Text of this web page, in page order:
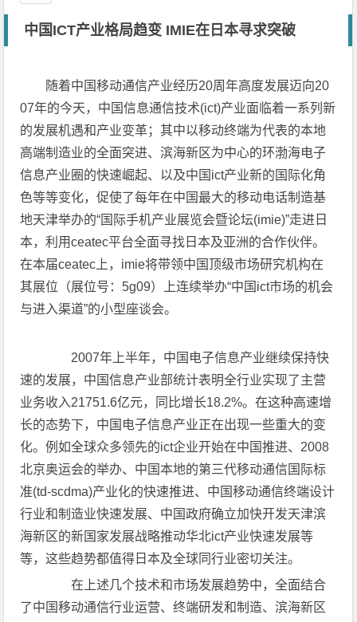
中国ICT产业格局趋变 IMIE在日本寻求突破
随着中国移动通信产业经历20周年高度发展迈向20
07年的今天，中国信息通信技术(ict)产业面临着一系列新
的发展机遇和产业变革；其中以移动终端为代表的本地
高端制造业的全面突进、滨海新区为中心的环渤海电子
信息产业圈的快速崛起、以及中国ict产业新的国际化角
色等等变化，促使了每年在中国最大的移动电话制造基
地天津举办的“国际手机产业展览会暨论坛(imie)”走进日
本，利用ceatec平台全面寻找日本及亚洲的合作伙伴。
在本届ceatec上，imie将带领中国顶级市场研究机构在
其展位（展位号：5g09）上连续举办“中国ict市场的机会
与进入渠道”的小型座谈会。
2007年上半年，中国电子信息产业继续保持快
速的发展，中国信息产业部统计表明全行业实现了主营
业务收入21751.6亿元，同比增长18.2%。在这种高速增
长的态势下，中国电子信息产业正在出现一些重大的变
化。例如全球众多领先的ict企业开始在中国推进、2008
北京奥运会的举办、中国本地的第三代移动通信国际标
准(td-scdma)产业化的快速推进、中国移动通信终端设计
行业和制造业快速发展、中国政府确立加快开发天津滨
海新区的新国家发展战略推动华北ict产业快速发展等
等，这些趋势都值得日本及全球同行业密切关注。
在上述几个技术和市场发展趋势中，全面结合
了中国移动通信行业运营、终端研发和制造、滨海新区